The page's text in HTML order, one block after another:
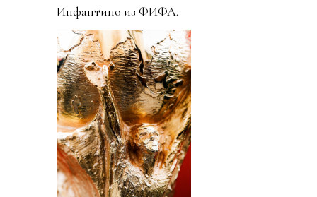
Инфантино из ФИФА.